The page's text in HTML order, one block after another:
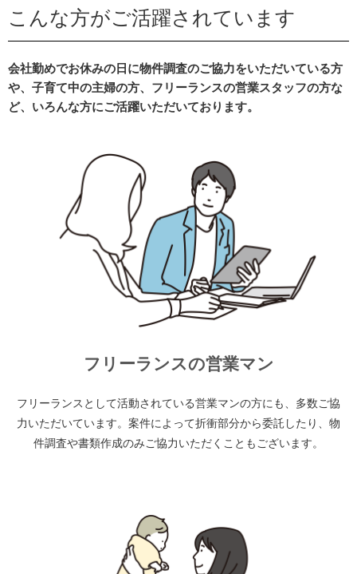
こんな方がご活躍されています
会社勤めでお休みの日に物件調査のご協力をいただいている方
や、子育て中の主婦の方、フリーランスの営業スタッフの方な
ど、いろんな方にご活躍いただいております。
フリーランスの営業マン
フリーランスとして活動されている営業マンの方にも、多数ご協
力いただいています。案件によって折衝部分から委託したり、物
件調査や書類作成のみご協力いただくこともございます。